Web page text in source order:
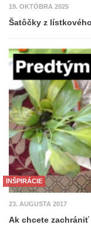
19. OKTÓBRA 2025
Šatôčky z
INŠPIRÁCIE
23. AUGUSTA 2017
Ak chcete